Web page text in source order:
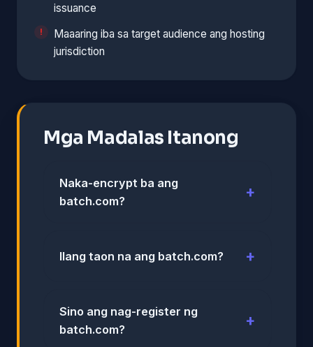
issuance
Maaaring iba sa target audience ang hosting
jurisdiction
Mga Madalas Itanong
Naka-encrypt ba ang
batch.com?
Ilang taon na ang batch.com?
Sino ang nag-register ng
batch.com?